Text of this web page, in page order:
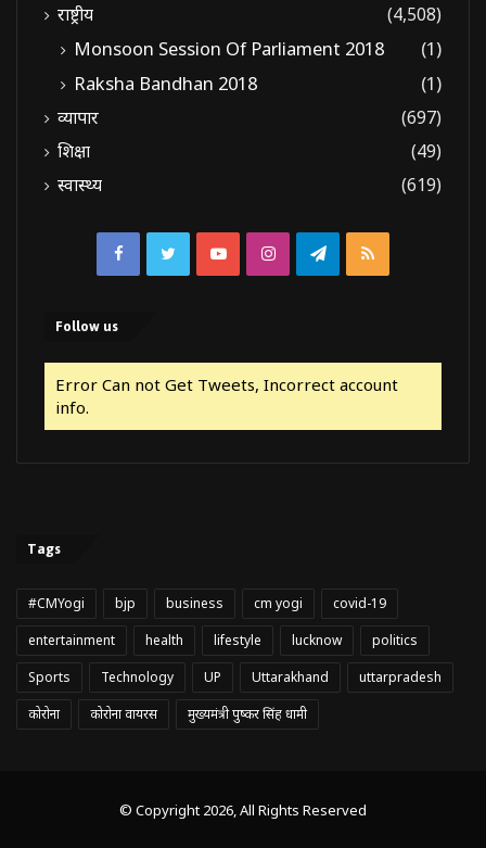
राष्ट्रीय
(4,508)
Monsoon Session Of Parliament 2018
(1)
Raksha Bandhan 2018
(1)
व्यापार
(697)
शिक्षा
(49)
स्वास्थ्य
(619)
FacebookTwitterYouTubeInstagramTelegram
RSS
Follow us
Error Can not Get Tweets, Incorrect account
info.
Tags
#CMYogi bjp business cm yogi
covid-19
entertainment
health lifestyle lucknow
politics
Sports
Technology UP Uttarakhand
uttarpradesh
कोरोना
कोरोना वायरस मुख्यमंत्री पुष्कर सिंह धामी
© Copyright 2026, All Rights Reserved